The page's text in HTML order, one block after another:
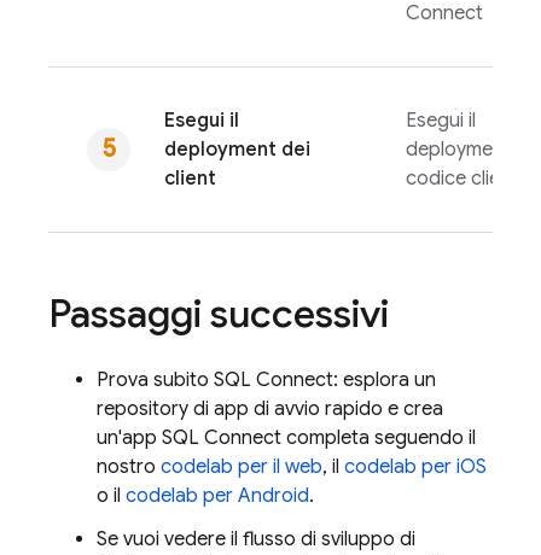
Connect
Esegui il
deployment dei
client
Esegui il
deployment del
codice client
Passaggi successivi
Prova subito SQL Connect: esplora un
repository di app di avvio rapido e crea
un'app SQL Connect completa seguendo il
nostro codelab per il web, il codelab per iOS
o il codelab per Android.
Se vuoi vedere il flusso di sviluppo di